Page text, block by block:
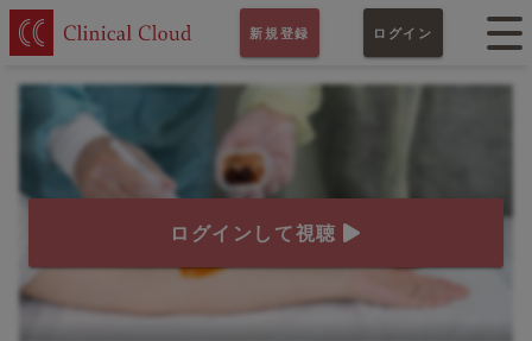
新規登録 ログイン
ログインして視聴